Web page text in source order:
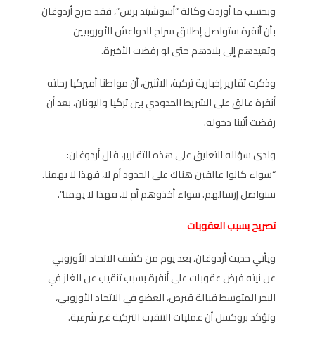
وبحسب ما أوردت وكالة “أسوشيتد برس”، فقد صرح أردوغان
بأن أنقرة ستواصل إطلاق سراح الدواعش الأوروبيين
وتعيدهم إلى بلادهم حتى لو رفضت الأخيرة.
وذكرت تقارير إخبارية تركية، الاثنين، أن مواطنا أميركيا رحلته
أنقرة عالق على الشريط الحدودي بين تركيا واليونان، بعد أن
رفضت أثينا دخوله.
ولدى سؤاله للتعليق على هذه التقارير، قال أردوغان:
“سواء كانوا عالقين هناك على الحدود أم لا، فهذا لا يهمنا.
سنواصل إرسالهم. سواء أخذوهم أم لا، فهذا لا يهمنا”.
تصريح بسبب العقوبات
ويأتي حديث أردوغان، بعد يوم من كشف الاتحاد الأوروبي
عن نيته فرض عقوبات على أنقرة بسبب تنقيب عن الغاز في
البحر المتوسط قبالة قبرص، العضو في الاتحاد الأوروبي،
وتؤكد بروكسل أن عمليات التنقيب التركية غير شرعية.